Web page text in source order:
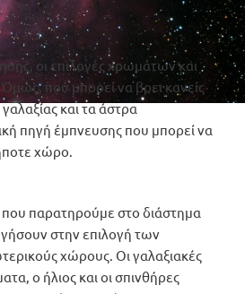
οι επιλογές χρωμάτων και
πού μπορεί να βρει κανείς
και τα άστρα
πηγή έμπνευσης που μπορεί να
χώρο.
παρατηρούμε στο διάστημα
στην επιλογή των
χώρους. Οι γαλαξιακές
ο ήλιος και οι σπινθήρες